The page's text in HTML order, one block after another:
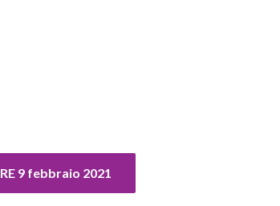
9 febbraio 2021